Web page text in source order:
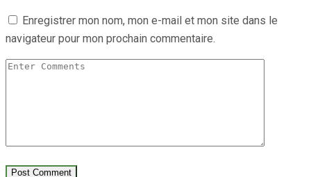
Enregistrer mon nom, mon e-mail et mon site dans le
navigateur pour mon prochain commentaire.